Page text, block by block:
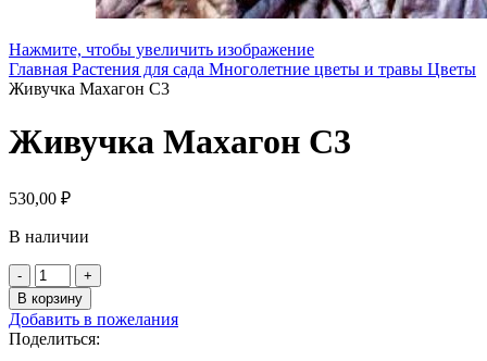
Нажмите, чтобы увеличить изображение
Главная Растения для сада Многолетние цветы и травы Цветы
Живучка Махагон С3
Живучка Махагон С3
530,00 ₽
В наличии
Количество
товара
Живучка
Махагон
С3
В корзину
Добавить в пожелания
Поделиться: